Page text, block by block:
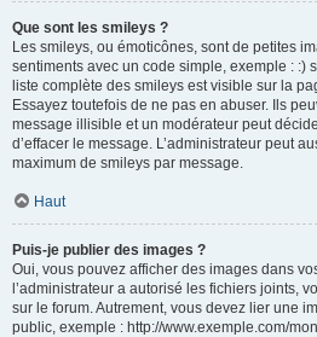
Que sont les smileys ?
Les smileys, ou émoticônes, sont de petites
sentiments avec un code simple, exemple : :)
liste complète des smileys est visible sur la
Essayez toutefois de ne pas en abuser. Ils
message illisible et un modérateur peut
d’effacer le message. L’administrateur peut
maximum de smileys par message.
Haut
Puis-je publier des images ?
Oui, vous pouvez afficher des images dans
l’administrateur a autorisé les fichiers joints,
sur le forum. Autrement, vous devez lier une
public, exemple : http://www.exemple.com/